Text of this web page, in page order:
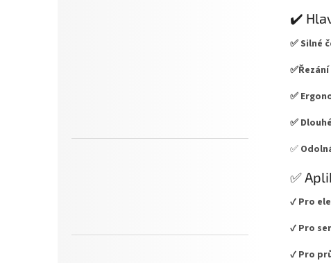
✔️
✅ Silné
✅
✅
✅
✅
✔ Pro
✔ Pro
✔ Pro